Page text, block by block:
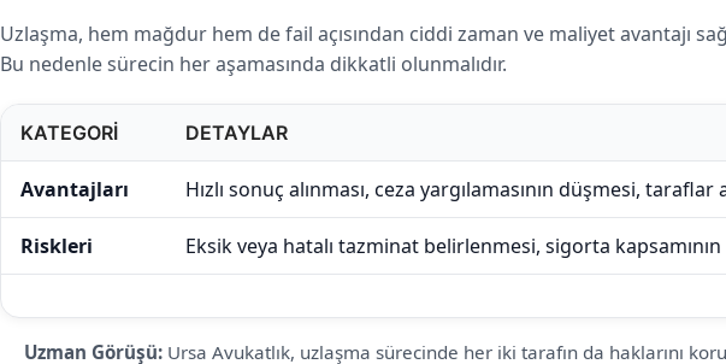
Uzlaşma, hem mağdur hem de fail açısından ciddi zaman ve maliyet avantajı
Bu nedenle sürecin her aşamasında dikkatli olunmalıdır.
KATEGORI DETAYLAR
Avantajları Hızlı sonuç alınması, ceza yargılamasının düşmesi,
Riskleri Eksik veya hatalı tazminat belirlenmesi, sigorta
Uzman Görüşü: Ursa Avukatlık, uzlaşma sürecinde her iki tarafın da haklarını